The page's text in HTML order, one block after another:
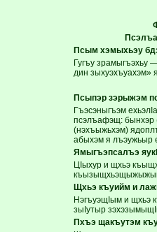
Псым хэмыхьэу
Гугъу зрамыгъэхьу
дин
Псыпэр зэрыжэм
Гъэсэныгъэм
псэлъафэщ: бынхэр
(нэхъыжьхэм)
абыхэм я лъэужьыр
Ямыгъэпсалъэ
ЦIыхур и щхьэ
Щхьэ къуийм и
НэгъуэщIым и щхьэ
зыIутыр
Пхъэ щакъутэм